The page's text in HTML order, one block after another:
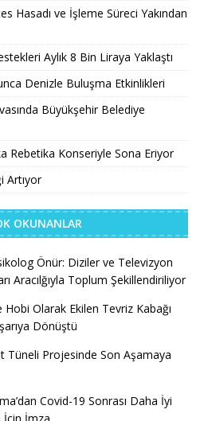
Hasadı ve İşleme Süreci Yakından
Aylık 8 Bin Liraya Yaklaştı
Denizle Buluşma Etkinlikleri
Büyükşehir Belediye
Rebetika Konseriyle Sona Eriyor
Artıyor
OKUNANLAR
Önür: Diziler ve Televizyon
Aracılğıyla Toplum Şekillendiriliyor
Hobi Olarak Ekilen Tevriz Kabağı
Dönüştü
Tüneli Projesinde Son Aşamaya
Covid-19 Sonrası Daha İyi